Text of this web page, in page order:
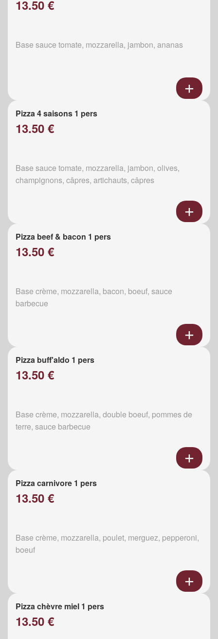
13.50 €
Base sauce tomate, mozzarella, jambon, ananas
Pizza 4 saisons 1 pers
13.50 €
Base sauce tomate, mozzarella, jambon, olives,
champignons, câpres, artichauts, câpres
Pizza beef & bacon 1 pers
13.50 €
Base crème, mozzarella, bacon, boeuf, sauce
barbecue
Pizza buff'aldo 1 pers
13.50 €
Base crème, mozzarella, double boeuf, pommes de
terre, sauce barbecue
Pizza carnivore 1 pers
13.50 €
Base crème, mozzarella, poulet, merguez, pepperoni,
boeuf
Pizza chèvre miel 1 pers
13.50 €